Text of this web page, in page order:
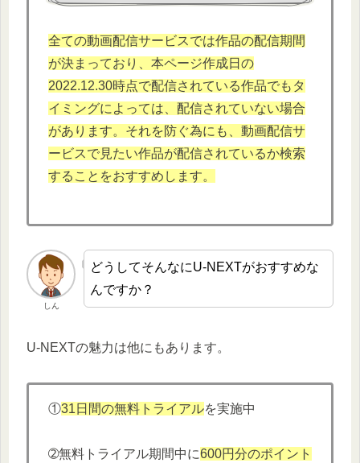
全ての動画配信サービスでは作品の配信期間
が決まっており、本ページ作成日の
2022.12.30時点で配信されている作品でもタ
イミングによっては、配信されていない場合
があります。それを防ぐ為にも、動画配信サ
ービスで見たい作品が配信されているか検索
することをおすすめします。
しん
どうしてそんなにU-NEXTがおすすめな
んですか？
U-NEXTの魅力は他にもあります。
①31日間の無料トライアルを実施中
➁無料トライアル期間中に600円分のポイント